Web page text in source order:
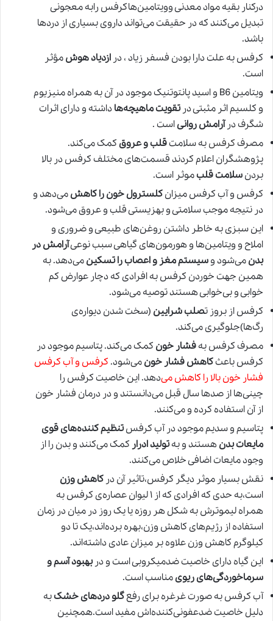
درکنار بقیه مواد معدنی وویتامین‌هاکرفس رابه معجونی
تبدیل می‌کنند که در حقیقت می‌تواند داروی بسیاری از دردها
باشد.
كرفس به علت دارا بودن فسفر زیاد ، در ازدیاد هوشمؤثر
است.
ویتامین B6 و اسید پانتوتنیک موجود در آن به همراه منیزیوم
و کلسیم اثر مثبتی در تقویت ماهیچه‌هاداشته و دارای اثرات
شگرف درآرامش روانیاست .
مصرفکرفسبه سلامتقلب و عروق کمک می‌کند.
پژوهشگران اعلام کردند قسمت‌های مختلف کرفس در بالا
بردنسلامت قلبموثر است.
کرفس و آب کرفس میزانکلسترول خون را کاهشمی‌دهد و
در نتیجه موجب سلامتی و بهزیستی قلب و عروق می‌شود.
این سبزی به خاطر داشتن روغن‌های طبیعی و ضروری و
املاح و ویتامین‌ها و هورمون‌های گیاهی سبب نوعیآرامش در
بدنمی‌شود وسیستم مغز و اعصاب را تسکینمی‌دهد. به
همین جهت خوردن کرفس به افرادی که دچار عوارض کم
خوابی و بی‌خوابی هستند توصیه می‌شود.
کرفس از بروز تصلب شرایین (سخت شدن دیواره‌ی
رگ‌ها)جلوگیری می‌کند.
مصرف کرفس بهفشار خون کمک می‌کند. پتاسیم موجود در
کرفس باعثکاهش فشار خونمی‌شود. کرفس و آب کرفس
فشار خون بالا را کاهش می‌دهد. این خاصیت کرفس را
چینی‌ها از صدها سال قبل می‌دانستند و در درمان فشار خون
از آن استفاده کرده و می‌کنند.
پتاسیم و سدیم موجود در آب کرفستنظیم کننده‌‌های قوی
مایعات بدن هستند و بهتولید ادرار کمک می‌کنند و بدن را از
وجود مایعات اضافی خلاص می‌کنند.
نقش بسیار موثر دیگر کرفس،تاثیر آن در کاهش وزن
است،به حدی که افرادی که از ۱ لیوان عصاره‌ی کرفس به
همراه لیموترش به شکل هر روزه یا یک روز در میان در زمان
استفاده از رژیم‌های کاهش وزن،بهره برده‌اند،یک تا دو
کیلوگرم کاهش وزن علاوه بر میزان عادی داشته‌اند.
این گیاه دارای خاصیت ضدمیکروبی است و در بهبود آسم و
سرماخوردگی‌های ریویمناسب است.
آب کرفس به صورت غرغره برای رفعگلو دردهای خشکبه
دلیل خاصیت ضدعفونی‌کننده‌اش مفید است.همچنین